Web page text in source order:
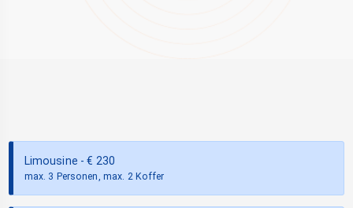
Limousine - € 230
max. 3 Personen, max. 2 Koffer